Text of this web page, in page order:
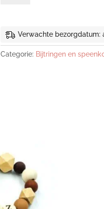
Verwachte bezorgdatum:
Categorie: Bijtringen en